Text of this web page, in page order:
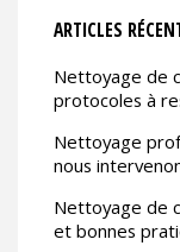
ARTICLES
Nettoyage de
protocoles à
Nettoyage
nous
Nettoyage de
et bonnes